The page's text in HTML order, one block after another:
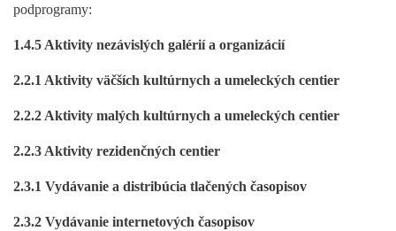
podprogramy:
1.4.5 Aktivity nezávislých galérií a organizácií
2.2.1 Aktivity väčších kultúrnych a umeleckých centier
2.2.2 Aktivity malých kultúrnych a umeleckých centier
2.2.3 Aktivity rezidenčných centier
2.3.1 Vydávanie a distribúcia tlačených časopisov
2.3.2 Vydávanie internetových časopisov